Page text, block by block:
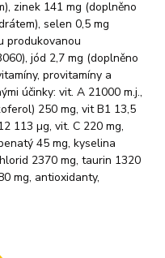
zinek 141 mg (doplněno
selen 0,5 mg
produkovanou
jód 2,7 mg (doplněno
provitamíny a
účinky: vit. A 21000 m.j.,
250 mg, vit B1 13,5
113 µg, vit. C 220 mg,
45 mg, kyselina
2370 mg, taurin 1320
mg, antioxidanty,